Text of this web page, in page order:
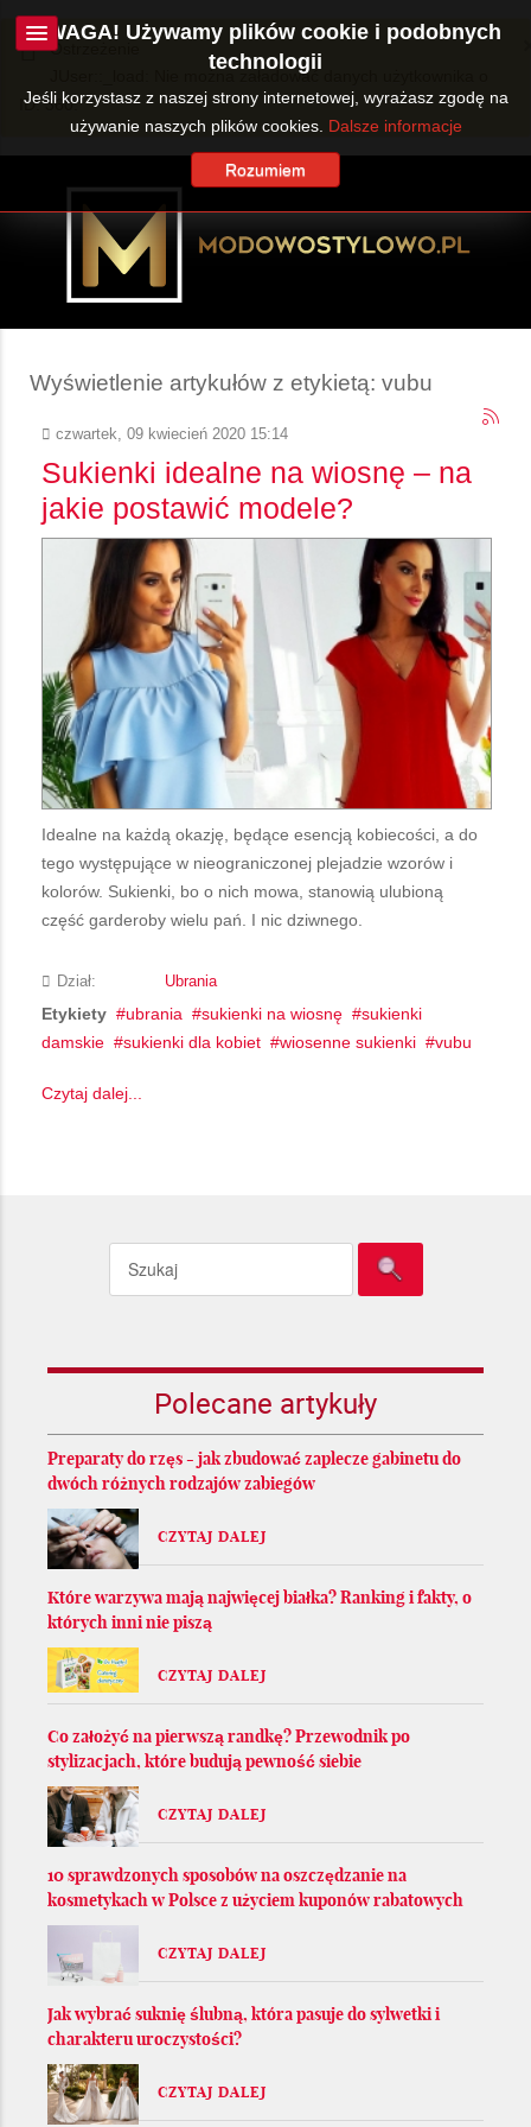
Ostrzeżenie
JUser::_load: Nie można załadować danych użytkownika o
ID: 360.
Wyświetlenie artykułów z etykietą: vubu
czwartek, 09 kwiecień 2020 15:14
Sukienki idealne na wiosnę – na
jakie postawić modele?
Idealne na każdą okazję, będące esencją kobiecości, a do
tego występujące w nieograniczonej plejadzie wzorów i
kolorów. Sukienki, bo o nich mowa, stanowią ulubioną
część garderoby wielu pań. I nic dziwnego.
Dział: Ubrania
Etykiety ubrania sukienki na wiosnę
sukienki
damskie
sukienki dla kobiet wiosenne sukienki vubu
Czytaj dalej...
Polecane artykuły
Preparaty do rzęs - jak zbudować zaplecze gabinetu do
dwóch różnych rodzajów zabiegów
CZYTAJ DALEJ
Które warzywa mają najwięcej białka? Ranking i fakty, o
których inni nie piszą
CZYTAJ DALEJ
Co założyć na pierwszą randkę? Przewodnik po
stylizacjach, które budują pewność siebie
CZYTAJ DALEJ
10 sprawdzonych sposobów na oszczędzanie na
kosmetykach w Polsce z użyciem kuponów rabatowych
CZYTAJ DALEJ
Jak wybrać suknię ślubną, która pasuje do sylwetki i
charakteru uroczystości?
CZYTAJ DALEJ
UWAGA! Używamy plików cookie i podobnych
technologii
Jeśli korzystasz z naszej strony internetowej, wyrażasz zgodę na
używanie naszych plików cookies. Dalsze informacje
Rozumiem